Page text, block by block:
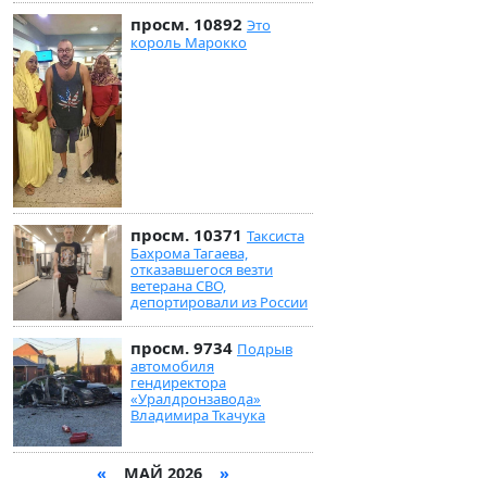
просм. 10892 Это
король Марокко
просм. 10371 Таксиста
Бахрома Тагаева,
отказавшегося везти
ветерана СВО,
депортировали из России
просм. 9734 Подрыв
автомобиля
гендиректора
«Уралдронзавода»
Владимира Ткачука
« МАЙ 2026 »